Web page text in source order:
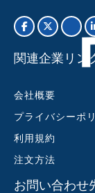
関連企業リン
会社概要
プライバシーポ
利用規約
注文方法
お問い合わせ